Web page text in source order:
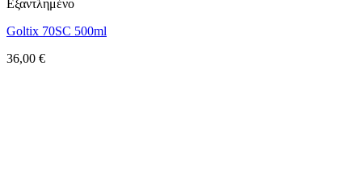
Εξαντλημένο
Goltix 70SC 500ml
36,00 €